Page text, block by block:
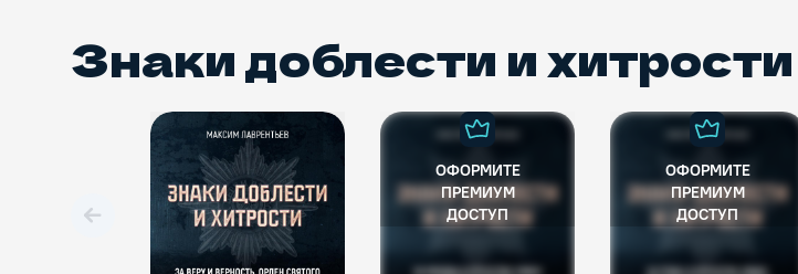
Знаки доблести и хитрости
Вперед
ОФОРМИТЕ
ПРЕМИУМ
ДОСТУП
ОФОРМИТЕ
ПРЕМИУМ
ДОСТУП